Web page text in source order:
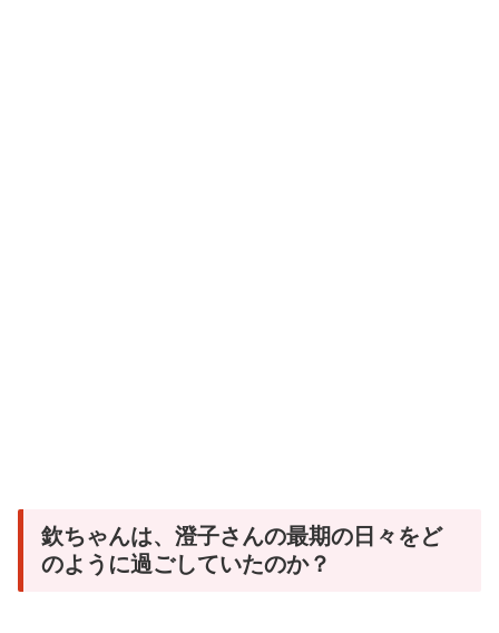
欽ちゃんは、澄子さんの最期の日々をど
のように過ごしていたのか？